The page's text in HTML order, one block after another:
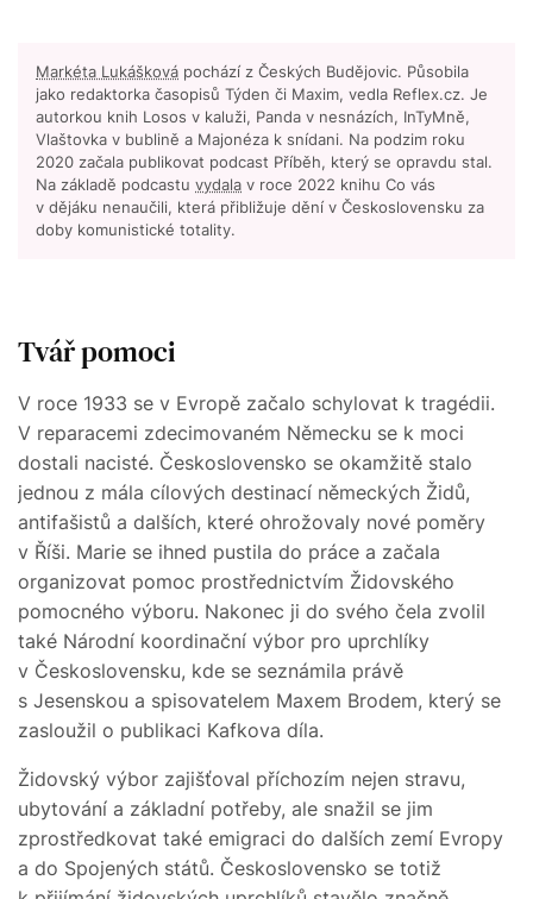
Markéta Lukášková pochází z Českých Budějovic. Působila
jako redaktorka časopisů Týden či Maxim, vedla Reflex.cz. Je
autorkou knih Losos v kaluži, Panda v nesnázích, InTyMně,
Vlaštovka v bublině a Majonéza k snídani. Na podzim roku
2020 začala publikovat podcast Příběh, který se opravdu stal.
Na základě podcastu vydala v roce 2022 knihu Co vás
v dějáku nenaučili, která přibližuje dění v Československu za
doby komunistické totality.
Tvář pomoci
V roce 1933 se v Evropě začalo schylovat k tragédii.
V reparacemi zdecimovaném Německu se k moci
dostali nacisté. Československo se okamžitě stalo
jednou z mála cílových destinací německých Židů,
antifašistů a dalších, které ohrožovaly nové poměry
v Říši. Marie se ihned pustila do práce a začala
organizovat pomoc prostřednictvím Židovského
pomocného výboru. Nakonec ji do svého čela zvolil
také Národní koordinační výbor pro uprchlíky
v Československu, kde se seznámila právě
s Jesenskou a spisovatelem Maxem Brodem, který se
zasloužil o publikaci Kafkova díla.
Židovský výbor zajišťoval příchozím nejen stravu,
ubytování a základní potřeby, ale snažil se jim
zprostředkovat také emigraci do dalších zemí Evropy
a do Spojených států. Československo se totiž